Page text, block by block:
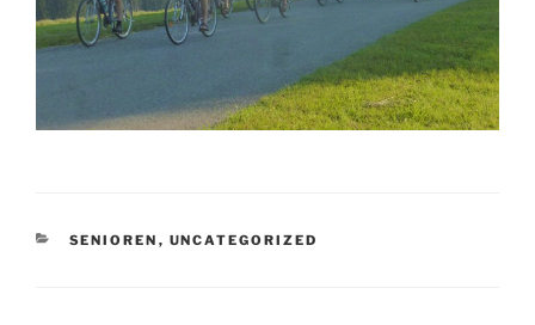
KATEGORIEN
SENIOREN , UNCATEGORIZED